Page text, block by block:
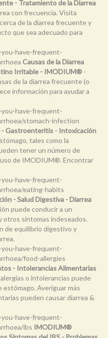
- Tratamiento de la Diarrea
con frecuencia. Visita
de la diarrea frecuente y
que sea adecuado para
have-frequent-
Causas de la Diarrea
Irritable - IMODIUM® -
de la diarrea frecuente (o
información para ayudar a
have-frequent-
stomach-infection
Gastroenteritis - Intoxicación
tales como la
tener un número de
de IMODIUM®. Encontrar
have-frequent-
eating-habits
- Salud Digestiva - Diarrea
puede conducir a un
otros síntomas indeseados.
de equilibrio digestivo y
have-frequent-
food-allergies
- Intolerancias Alimentarias
o intolerancias puede
estómago. Averiguar más
pueden causar diarrea &
have-frequent-
ibs IMODIUM®